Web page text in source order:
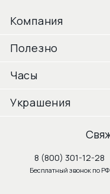
Компания
Полезно
Часы
Украшения
8 (800) 301-12-28
Бесплатный звонок по РФ